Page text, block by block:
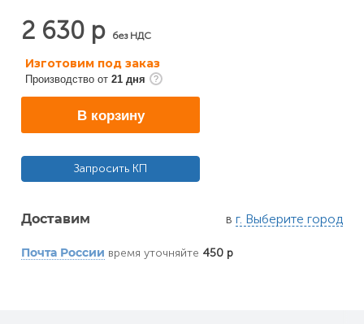
2 630 р без НДС
Изготовим под заказ
Производство от 21 дня
В корзину
Запросить КП
Доставим в г. Выберите город
Почта России время уточняйте 450 р